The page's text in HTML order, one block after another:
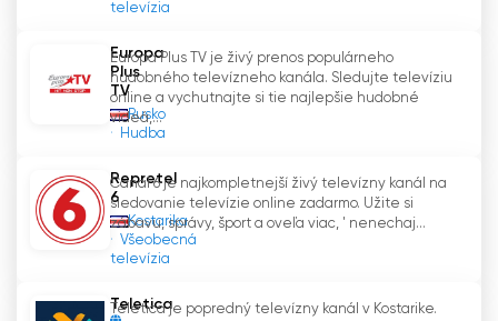
televízia
Europa
Plus
TV
Rusko
Hudba
Europa Plus TV je živý prenos populárneho
hudobného televízneho kanála. Sledujte televíziu
online a vychutnajte si tie najlepšie hudobné
videá,...
Repretel
6
Kostarika
Všeobecná
televízia
Canal 6 je najkompletnejší živý televízny kanál na
sledovanie televízie online zadarmo. Užite si
zábavu, správy, šport a oveľa viac, ' nenechaj...
Teletica
Teletica je popredný televízny kanál v Kostarike.